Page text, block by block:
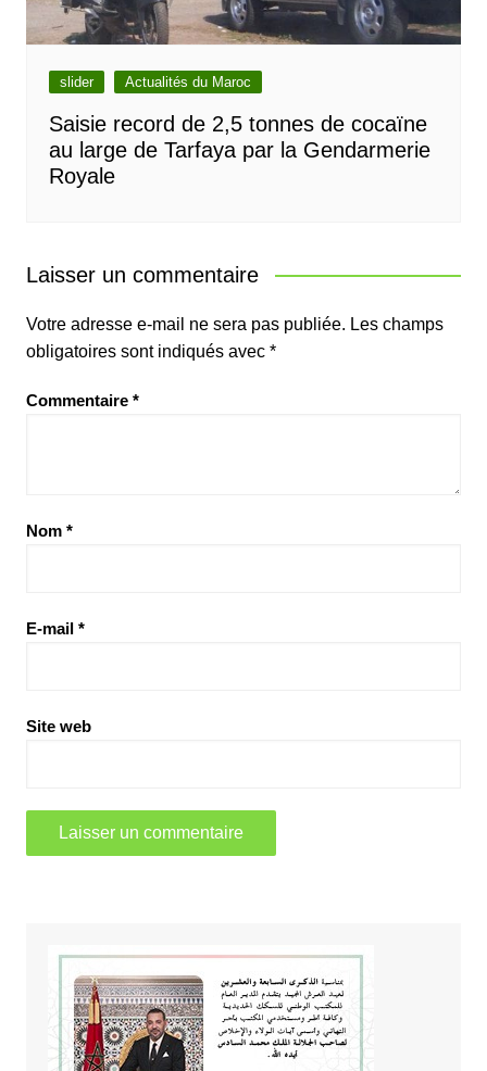
slider Actualités du Maroc
Saisie record de 2,5 tonnes de cocaïne
au large de Tarfaya par la Gendarmerie
Royale
Laisser un commentaire
Votre adresse e-mail ne sera pas publiée. Les champs
obligatoires sont indiqués avec *
Commentaire *
Nom *
E-mail *
Site web